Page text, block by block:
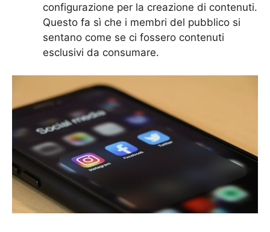
configurazione per la creazione di contenuti.
Questo fa sì che i membri del pubblico si
sentano come se ci fossero contenuti
esclusivi da consumare.